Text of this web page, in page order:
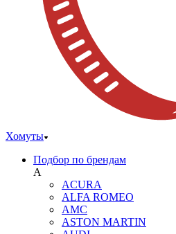
Хомуты
Подбор по брендам
A
ACURA
ALFA ROMEO
AMC
ASTON MARTIN